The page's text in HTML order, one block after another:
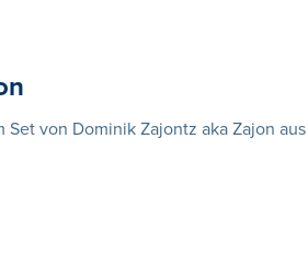
Set von Dominik Zajontz aka Zajon